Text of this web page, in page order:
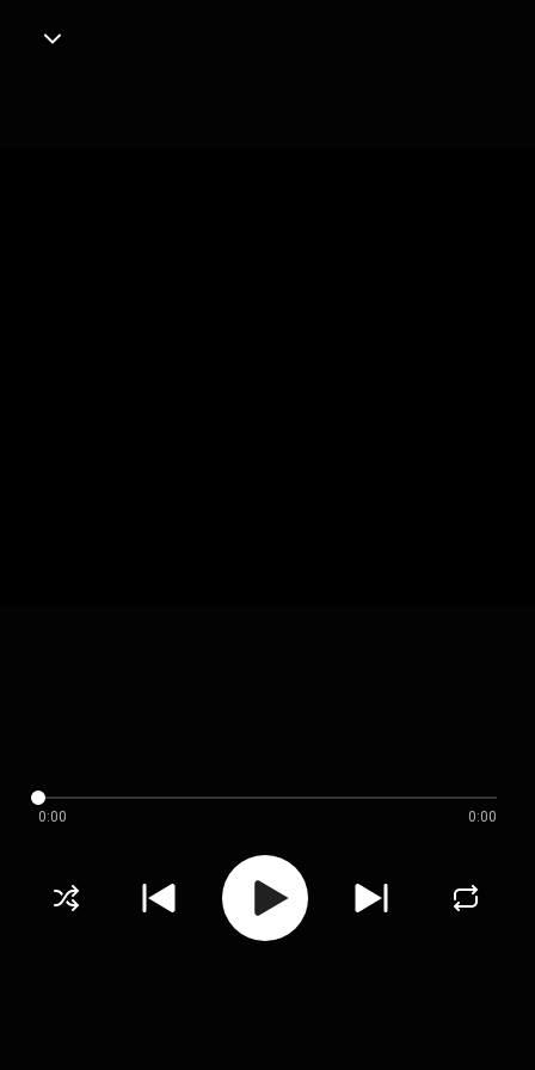
0:00 0:00